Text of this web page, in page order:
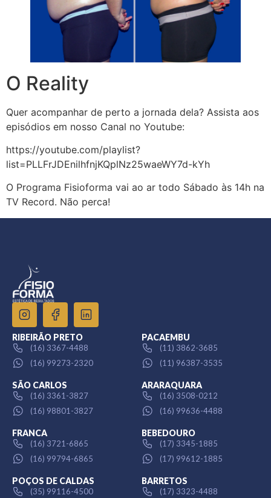
O Reality
Quer acompanhar de perto a jornada dela? Assista aos
episódios em nosso Canal no Youtube:
https://youtube.com/playlist?
list=PLLFrJDEnilhfnjKQplNz25waeWY7d-kYh
O Programa Fisioforma vai ao ar todo Sábado às 14h na
TV Record. Não perca!
RIBEIRÃO PRETO
(16) 3367-4488
(16) 99273-2320
PACAEMBU
(11) 3862-3685
(11) 96387-3535
SÃO CARLOS
(16) 3361-3827
(16) 98801-3827
ARARAQUARA
(16) 3508-0212
(16) 99636-4488
FRANCA
(16) 3721-6865
(16) 99794-6865
BEBEDOURO
(17) 3345-1885
(17) 99612-1885
POÇOS DE CALDAS
(35) 99116-4500
BARRETOS
(17) 3323-4488